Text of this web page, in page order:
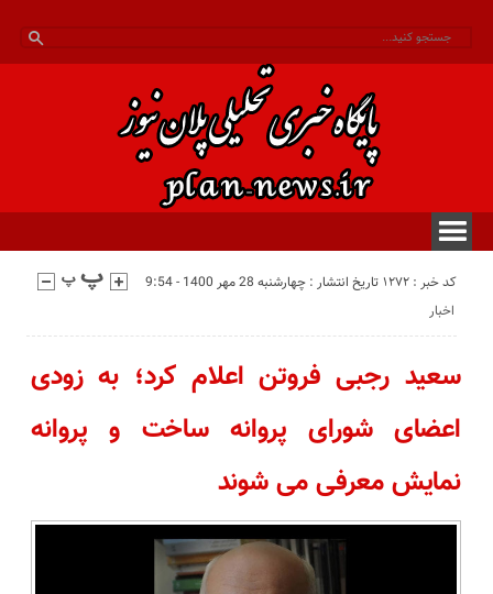
کد خبر : 1272
تاریخ انتشار : چهارشنبه 28 مهر 1400 - 9:54
اخبار
سعید رجبی فروتن اعلام کرد؛ به زودی
اعضای شورای پروانه ساخت و پروانه
نمایش معرفی می شوند